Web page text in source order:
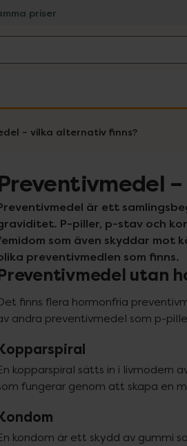
priser
– vilka alternativ finns?
är ett
P-piller, p-stav och
som även skyddar mot
preventivmedlen som finns.
utan
finns flera hormonfria
andra preventivmedel som p-
kopparspiral sätts in i livmodern
fungerar genom att skapa en
kondom är ett skydd av gummi